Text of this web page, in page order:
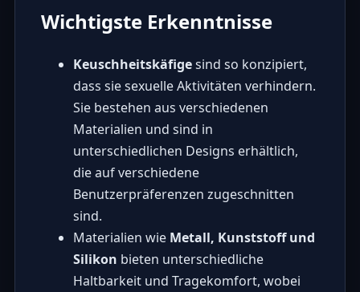
Wichtigste Erkenntnisse
Keuschheitskäfigesind so konzipiert,
dass sie sexuelle Aktivitäten verhindern.
Sie bestehen aus verschiedenen
Materialien und sind in
unterschiedlichen Designs erhältlich,
die auf verschiedene
Benutzerpräferenzen zugeschnitten
sind.
Materialien wie Metall, Kunststoff und
Silikon bieten unterschiedliche
Haltbarkeit und Tragekomfort, wobei